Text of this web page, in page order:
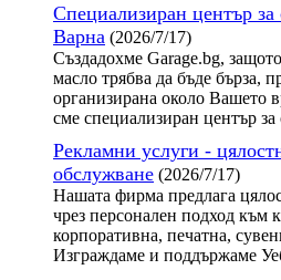
Специализиран център
Варна (2026/7/17)
Създадохме Garage.bg,
масло трябва да бъде бърза,
организирана около Вашето
сме специализиран център
Рекламни услуги -
обслужване (2026/7/17)
Нашата фирма предлага
чрез персонален подход към
корпоративна, печатна,
Изграждаме и поддържаме